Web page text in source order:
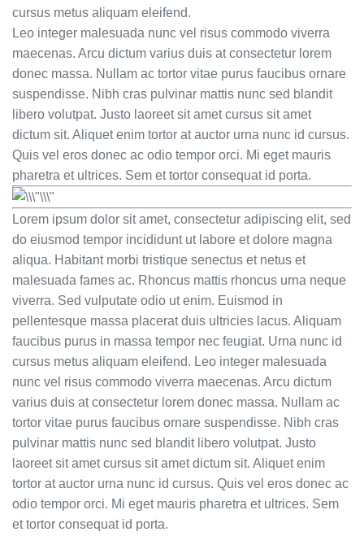
cursus metus aliquam eleifend.
Leo integer malesuada nunc vel risus commodo viverra
maecenas. Arcu dictum varius duis at consectetur lorem
donec massa. Nullam ac tortor vitae purus faucibus ornare
suspendisse. Nibh cras pulvinar mattis nunc sed blandit
libero volutpat. Justo laoreet sit amet cursus sit amet
dictum sit. Aliquet enim tortor at auctor urna nunc id cursus.
Quis vel eros donec ac odio tempor orci. Mi eget mauris
pharetra et ultrices. Sem et tortor consequat id porta.
Lorem ipsum dolor sit amet, consectetur adipiscing elit, sed
do eiusmod tempor incididunt ut labore et dolore magna
aliqua. Habitant morbi tristique senectus et netus et
malesuada fames ac. Rhoncus mattis rhoncus urna neque
viverra. Sed vulputate odio ut enim. Euismod in
pellentesque massa placerat duis ultricies lacus. Aliquam
faucibus purus in massa tempor nec feugiat. Urna nunc id
cursus metus aliquam eleifend. Leo integer malesuada
nunc vel risus commodo viverra maecenas. Arcu dictum
varius duis at consectetur lorem donec massa. Nullam ac
tortor vitae purus faucibus ornare suspendisse. Nibh cras
pulvinar mattis nunc sed blandit libero volutpat. Justo
laoreet sit amet cursus sit amet dictum sit. Aliquet enim
tortor at auctor urna nunc id cursus. Quis vel eros donec ac
odio tempor orci. Mi eget mauris pharetra et ultrices. Sem
et tortor consequat id porta.